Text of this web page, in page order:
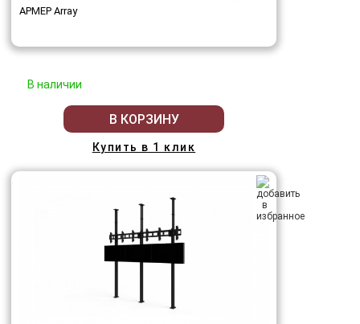
АРМЕР Array
В наличии
В КОРЗИНУ
Купить в 1 клик